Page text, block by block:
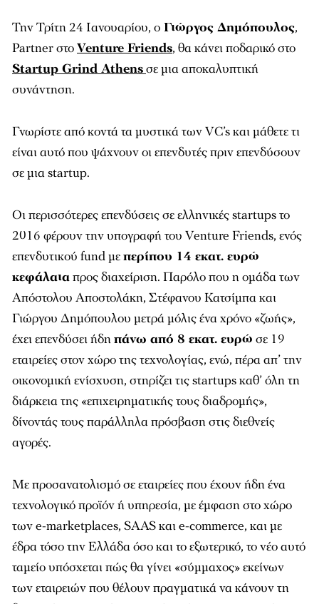
Την Τρίτη 24 Ιανουαρίου, o Γιώργος Δημόπουλος,
Partner στοVenture Friends, θα κάνει ποδαρικό στο
Startup Grind Athensσε μια αποκαλυπτική
συνάντηση.
Γνωρίστε από κοντά τα μυστικά των VC’s και μάθετε τι
είναι αυτό που ψάχνουν οι επενδυτές πριν επενδύσουν
σε μια startup.
Οι περισσότερες επενδύσεις σε ελληνικές startups το
2016 φέρουν την υπογραφή του Venture Friends, ενός
επενδυτικού fund μεπερίπου 14 εκατ. ευρώ
κεφάλαιαπρος διαχείριση. Παρόλο που η ομάδα των
Απόστολου Αποστολάκη, Στέφανου Κατσίμπα και
Γιώργου Δημόπουλου μετρά μόλις ένα χρόνο «ζωής»,
έχει επενδύσει ήδηπάνω από 8 εκατ. ευρώ σε 19
εταιρείες στον χώρο της τεχνολογίας, ενώ, πέρα απ’ την
οικονομική ενίσχυση, στηρίζει τις startups καθ’ όλη τη
διάρκεια της «επιχειρηματικής τους διαδρομής»,
δίνοντάς τους παράλληλα πρόσβαση στις διεθνείς
αγορές.
Με προσανατολισμό σε εταιρείες που έχουν ήδη ένα
τεχνολογικό προϊόν ή υπηρεσία, με έμφαση στο χώρο
των e-marketplaces, SAAS και e-commerce, και με
έδρα τόσο την Ελλάδα όσο και το εξωτερικό, το νέο αυτό
ταμείο υπόσχεται πώς θα γίνει «σύμμαχος» εκείνων
των εταιρειών που θέλουν πραγματικά να κάνουν τη